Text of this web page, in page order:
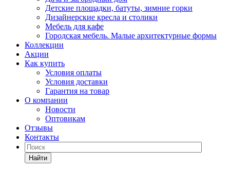
Детские площадки, батуты, зимние горки
Дизайнерские кресла и столики
Мебель для кафе
Городская мебель. Малые архитектурные формы
Коллекции
Акции
Как купить
Условия оплаты
Условия доставки
Гарантия на товар
О компании
Новости
Оптовикам
Отзывы
Контакты
Найти